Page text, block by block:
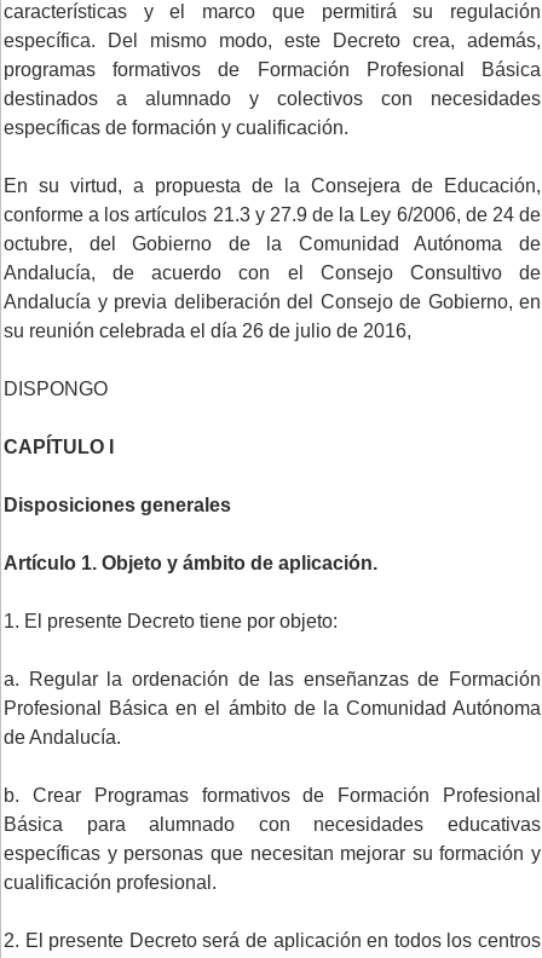
características y el marco que permitirá su regulación
específica. Del mismo modo, este Decreto crea, además,
programas formativos de Formación Profesional Básica
destinados a alumnado y colectivos con necesidades
específicas de formación y cualificación.
En su virtud, a propuesta de la Consejera de Educación,
conforme a los artículos 21.3 y 27.9 de la Ley 6/2006, de 24 de
octubre, del Gobierno de la Comunidad Autónoma de
Andalucía, de acuerdo con el Consejo Consultivo de
Andalucía y previa deliberación del Consejo de Gobierno, en
su reunión celebrada el día 26 de julio de 2016,
DISPONGO
CAPÍTULO I
Disposiciones generales
Artículo 1. Objeto y ámbito de aplicación.
1. El presente Decreto tiene por objeto:
a. Regular la ordenación de las enseñanzas de Formación
Profesional Básica en el ámbito de la Comunidad Autónoma
de Andalucía.
b. Crear Programas formativos de Formación Profesional
Básica para alumnado con necesidades educativas
específicas y personas que necesitan mejorar su formación y
cualificación profesional.
2. El presente Decreto será de aplicación en todos los centros